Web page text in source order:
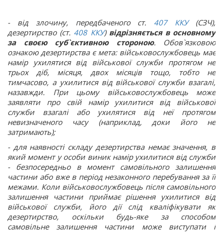
- від злочину, передбаченого ст. 407 ККУ(СЗЧ),
дезертирство (ст. 408 ККУ) відрізняється в основному
за своєю суб`єктивною стороною. Обов`язковою
ознакою дезертирства є мета: військовослужбовець має
намір ухилятися від військової служби протягом не
трьох діб, місяця, двох місяців тощо, тобто не
тимчасово, а ухилитися від військової служби взагалі,
назавжди. При цьому військовослужбовець може
заявляти про свій намір ухилитися від військової
служби взагалі або ухилятися від неї протягом
невизначеного часу (наприклад, доки його не
затримають);
- для наявності складу дезертирства немає значення, в
який момент у особи виник намір ухилитися від служби
- безпосередньо в момент самовільного залишення
частини або вже в період незаконного перебування за її
межами. Коли військовослужбовець після самовільного
залишення частини приймає рішення ухилитися від
військової служби, його дії слід кваліфікувати як
дезертирство, оскільки будь-яке за способом
самовільне залишення частини може виступати і